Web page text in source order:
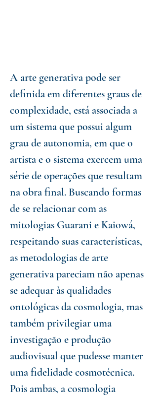
A arte generativa pode ser
definida em diferentes graus de
complexidade, está associada a
um sistema que possui algum
grau de autonomia, em que o
artista e o sistema exercem uma
série de operações que resultam
na obra final. Buscando formas
de se relacionar com as
mitologias Guarani e Kaiowá,
respeitando suas características,
as metodologias de arte
generativa pareciam não apenas
se adequar às qualidades
ontológicas da cosmologia, mas
também privilegiar uma
investigação e produção
audiovisual que pudesse manter
uma fidelidade cosmotécnica.
Pois ambas, a cosmologia